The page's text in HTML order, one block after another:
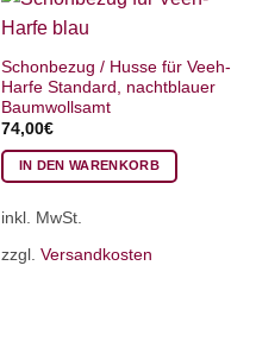
Schonbezug / Husse für Veeh-
Harfe Standard, nachtblauer
Baumwollsamt
74,00€
IN DEN WARENKORB
inkl. MwSt.
zzgl. Versandkosten